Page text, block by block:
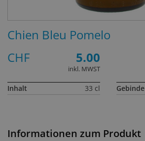
Informationen zum Produkt
Chien Bleu Pomelo
CHF
5.00
inkl. MWST
Inhalt 33 cl Gebinde